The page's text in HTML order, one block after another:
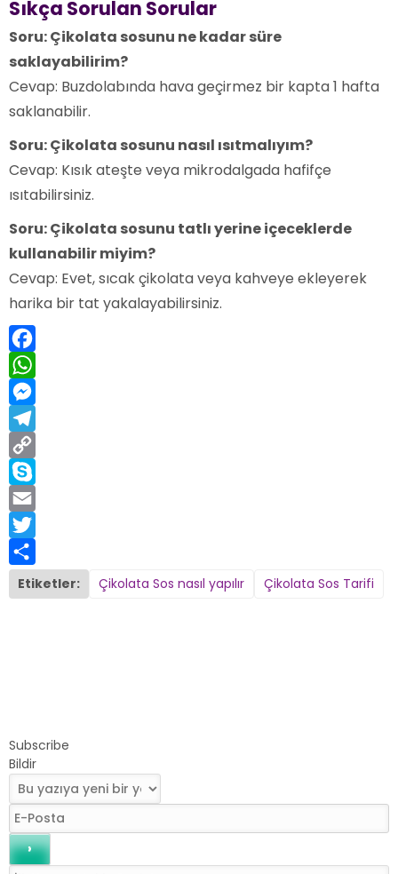
Sıkça Sorulan Sorular
Soru: Çikolata sosunu ne kadar süre
saklayabilirim?
Cevap: Buzdolabında hava geçirmez bir kapta 1 hafta
saklanabilir.
Soru: Çikolata sosunu nasıl ısıtmalıyım?
Cevap: Kısık ateşte veya mikrodalgada hafifçe
ısıtabilirsiniz.
Soru: Çikolata sosunu tatlı yerine içeceklerde
kullanabilir miyim?
Cevap: Evet, sıcak çikolata veya kahveye ekleyerek
harika bir tat yakalayabilirsiniz.
Facebook
WhatsApp
Messenger
Telegram
Copy
Link
Skype
Email
Twitter
Share
Etiketler: Çikolata Sos nasıl yapılır Çikolata Sos Tarifi
Subscribe
Bildir